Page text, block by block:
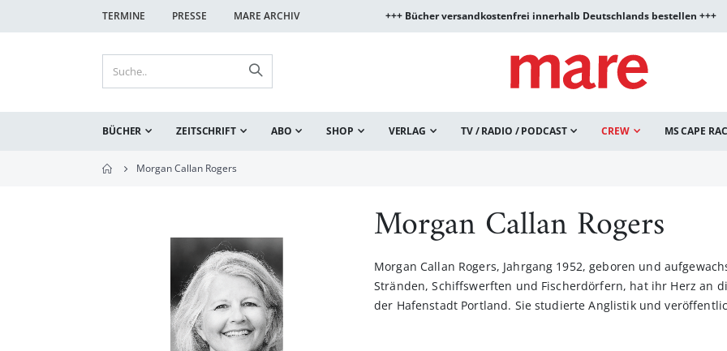
TERMINE PRESSE MARE ARCHIV +++ Bücher versandkostenfrei innerhalb Deutschlands bestellen +++
BÜCHER ZEITSCHRIFT ABO SHOP VERLAG TV / RADIO / PODCAST CREW MS CAPE
Morgan Callan Rogers
Morgan Callan Rogers
Morgan Callan Rogers, Jahrgang 1952, geboren und
Stränden, Schiffswerften und Fischerdörfern, hat ihr Herz an
der Hafenstadt Portland. Sie studierte Anglistik und